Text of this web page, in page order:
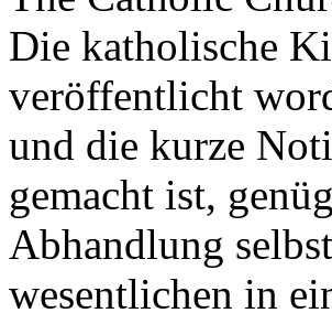
Die katholische
veröffentlicht
und die kurze
gemacht ist,
Abhandlung
wesentlichen in